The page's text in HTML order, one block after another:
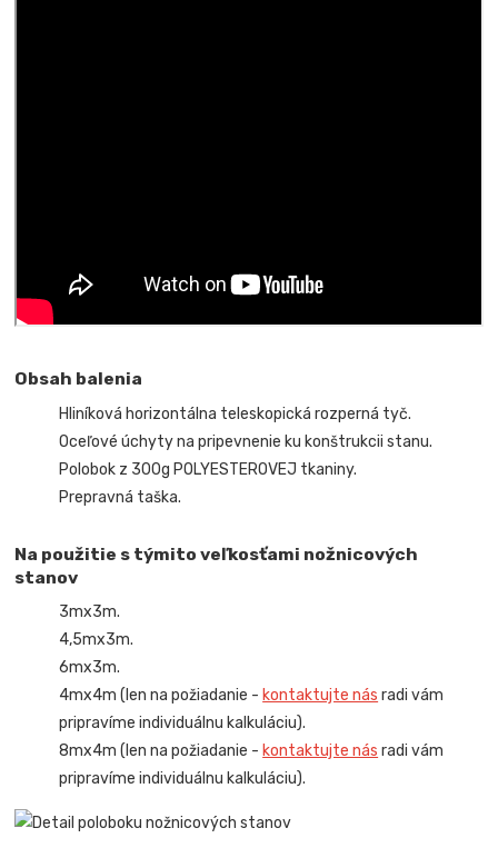
Obsah balenia
Hliníková horizontálna teleskopická rozperná tyč.
Oceľové úchyty na pripevnenie ku konštrukcii stanu.
Polobok z 300g POLYESTEROVEJ tkaniny.
Prepravná taška.
Na použitie s týmito veľkosťami nožnicových
stanov
3mx3m.
4,5mx3m.
6mx3m.
4mx4m (len na požiadanie - kontaktujte nás radi vám
pripravíme individuálnu kalkuláciu).
8mx4m (len na požiadanie - kontaktujte nás radi vám
pripravíme individuálnu kalkuláciu).